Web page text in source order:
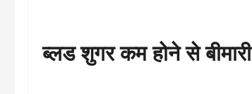
ब्लड शुगर कम होने से बीमारी